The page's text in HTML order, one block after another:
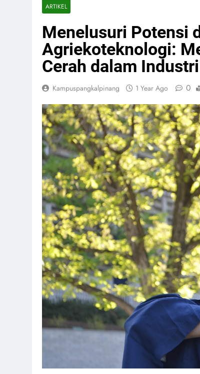
ARTIKEL
Menelusuri Potensi
Agriekoteknologi:
Cerah dalam
Kampuspangkalpinang 1 Year Ago 0